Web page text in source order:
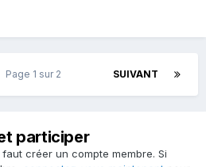
SUIVANT
Page 1 sur 2
participer
créer un compte membre. Si